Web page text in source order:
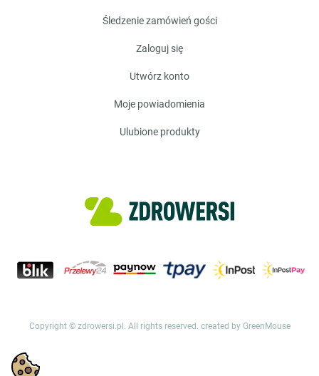
śledzenie zamówień gości
zaloguj się
utwórz konto
moje powiadomienia
ulubione produkty
Copyright © zdrowersi.pl. All rights reserved. created by GreenMouse